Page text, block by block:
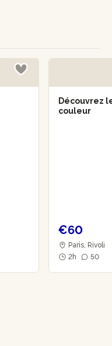
Découvrez
couleur
€60
Paris, Rivoli
2h
50